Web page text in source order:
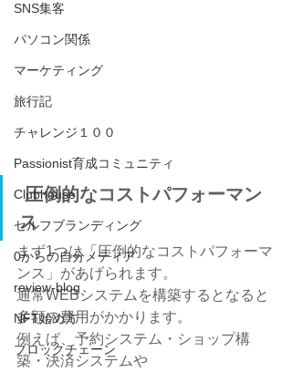
SNS集客
パソコン関係
マーケティング
旅行記
チャレンジ１００
Passionist育成コミュニティ
Clubhouse
セルフブランディング
0からの自分メディア
review-blog
NFT始め方
ブロックチェーン
圧倒的なコストパフォーマン
ス
まず1つは「圧倒的なコストパフォーマ
ンス」があげられます。
通常WEBシステムを構築するとなると
多額の費用がかかります。
例えば、予約システム・ショップ構
築・決済システムや